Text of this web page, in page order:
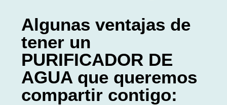
Algunas ventajas de
tener un
PURIFICADOR DE
AGUA que queremos
compartir contigo: